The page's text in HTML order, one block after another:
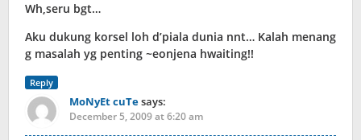
Wh,seru bgt…
Aku dukung korsel loh d’piala dunia nnt… Kalah menang
g masalah yg penting ~eonjena hwaiting!!
Reply
MoNyEt cuTesays:
December 5, 2009 at 6:20 am